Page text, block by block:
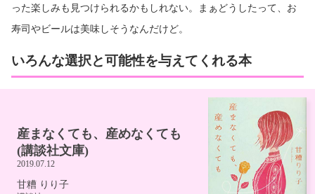
った楽しみも見つけられるかもしれない。まぁどうしたって、お
寿司やビールは美味しそうなんだけど。
いろんな選択と可能性を与えてくれる本